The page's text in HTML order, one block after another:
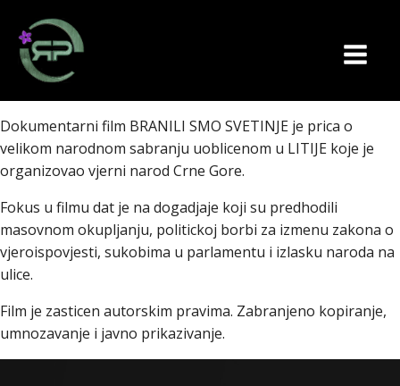
Dokumentarni film BRANILI SMO SVETINJE je prica o
velikom narodnom sabranju uoblicenom u LITIJE koje je
organizovao vjerni narod Crne Gore.
Fokus u filmu dat je na dogadjaje koji su predhodili
masovnom okupljanju, politickoj borbi za izmenu zakona o
vjeroispovjesti, sukobima u parlamentu i izlasku naroda na
ulice.
Film je zasticen autorskim pravima. Zabranjeno kopiranje,
umnozavanje i javno prikazivanje.